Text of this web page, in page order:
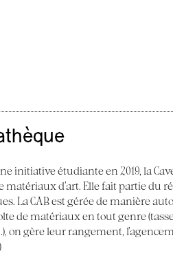
initiative étudiante en 2019, la
d’art. Elle fait partie du
La CAB est gérée de manière
de matériaux en tout genre
on gère leur rangement,